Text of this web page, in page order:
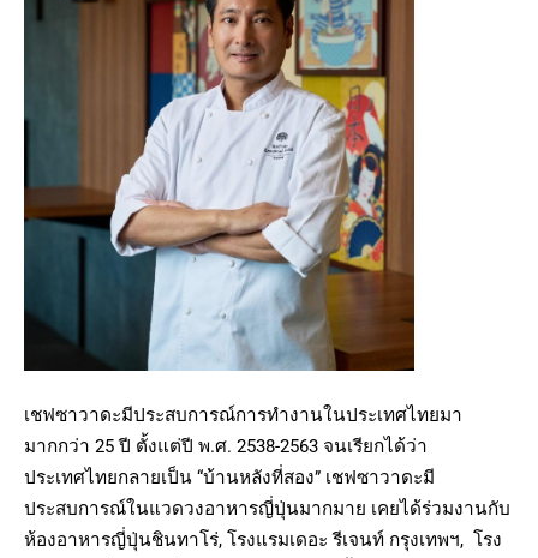
เชฟซาวาดะมีประสบการณ์การทำงานในประเทศไทยมา
มากกว่า 25 ปี ตั้งแต่ปี พ.ศ. 2538-2563 จนเรียกได้ว่า
ประเทศไทยกลายเป็น “บ้านหลังที่สอง” เชฟซาวาดะมี
ประสบการณ์ในแวดวงอาหารญี่ปุ่นมากมาย เคยได้ร่วมงานกับ
ห้องอาหารญี่ปุ่นชินทาโร่, โรงแรมเดอะ รีเจนท์ กรุงเทพฯ, โรง